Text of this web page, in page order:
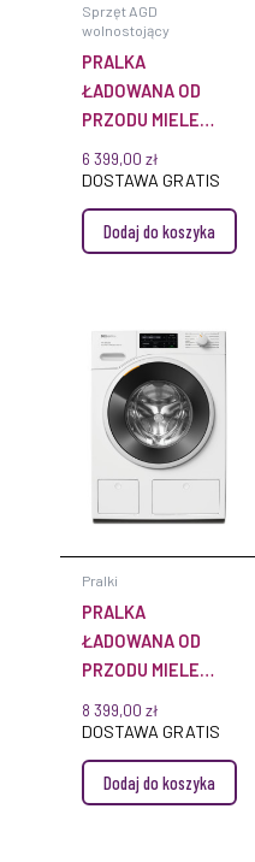
Sprzęt AGD
wolnostojący
PRALKA
ŁADOWANA OD
PRZODU MIELE
WWG880 WCS
PWASH&TDOS&STEAM
6 399,00 zł
DOSTAWA GRATIS
Dodaj do koszyka
Pralki
PRALKA
ŁADOWANA OD
PRZODU MIELE
PWASH&TDOS&STEAM
8 399,00 zł
DOSTAWA GRATIS
Dodaj do koszyka